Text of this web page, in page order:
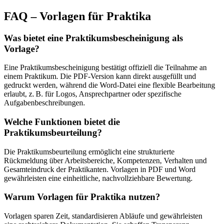
FAQ – Vorlagen für Praktika
Was bietet eine Praktikumsbescheinigung als
Vorlage?
Eine Praktikumsbescheinigung bestätigt offiziell die Teilnahme an
einem Praktikum. Die PDF-Version kann direkt ausgefüllt und
gedruckt werden, während die Word-Datei eine flexible Bearbeitung
erlaubt, z. B. für Logos, Ansprechpartner oder spezifische
Aufgabenbeschreibungen.
Welche Funktionen bietet die
Praktikumsbeurteilung?
Die Praktikumsbeurteilung ermöglicht eine strukturierte
Rückmeldung über Arbeitsbereiche, Kompetenzen, Verhalten und
Gesamteindruck der Praktikanten. Vorlagen in PDF und Word
gewährleisten eine einheitliche, nachvollziehbare Bewertung.
Warum Vorlagen für Praktika nutzen?
Vorlagen sparen Zeit, standardisieren Abläufe und gewährleisten